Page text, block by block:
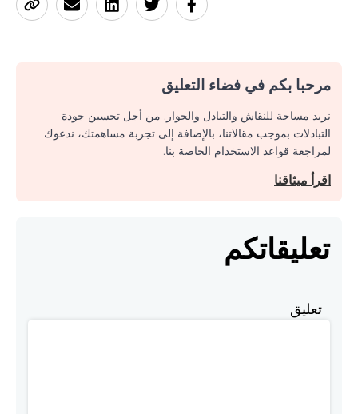
مرحبا بكم في فضاء التعليق
نريد مساحة للنقاش والتبادل والحوار. من أجل تحسين جودة
التبادلات بموجب مقالاتنا، بالإضافة إلى تجربة مساهمتك، ندعوك
لمراجعة قواعد الاستخدام الخاصة بنا.
اقرأ ميثاقنا
تعليقاتكم
تعليق